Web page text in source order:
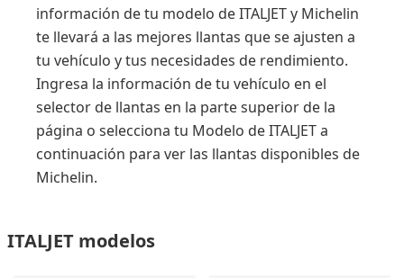
información de tu modelo de ITALJET y Michelin
te llevará a las mejores llantas que se ajusten a
tu vehículo y tus necesidades de rendimiento.
Ingresa la información de tu vehículo en el
selector de llantas en la parte superior de la
página o selecciona tu Modelo de ITALJET a
continuación para ver las llantas disponibles de
Michelin.
ITALJET modelos